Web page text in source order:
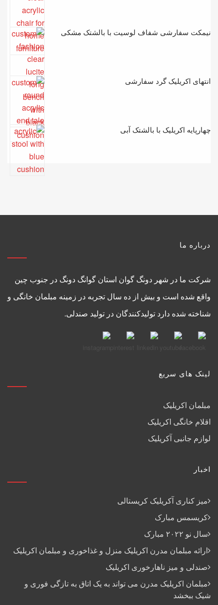
نیمکت سفارشی شفاف لوسیت با بالشتک مشکی
انتهای اکریلیک گرد سفارشی
چهارپایه اکریلیک با بالشتک آبی
درباره ما
شرکت ما در شهر دونگ گوان استان گوانگ دونگ در جنوب چین
واقع شده است و بیش از ده سال تجربه در زمینه مبلمان خانگی و
شناخته شده دارد تولیدکنندگان در تولید صندلی.
لینک های سریع
مبلمان اکریلیک
اقلام خانگی اکریلیک
لوازم جانبی آکریلیک
اخبار
میز کناری آکریلیک کریستالی
کریسمس مبارک
سال نو ۲۰۲۲ مبارک
ارائه مبلمان مدرن اکریلیک منزل و غذاخوری و مبلمان اکریلیک
صندلی و میز ناهارخوری اکریلیک
مبلمان اکریلیک مدرن می تواند به یک اتاق به تازگی فوری و
شیک ببخشد